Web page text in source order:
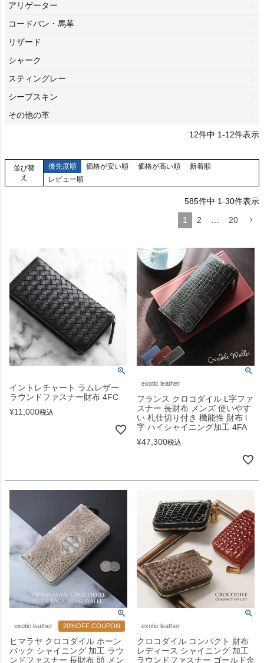
アリゲーター
コードバン・馬革
リザード
シャーク
スティングレー
シープスキン
その他の革
12件中 1-12件表示
並び替
え
優先度順 価格が安い順 価格が高い順
新着順
レビュー順
585件中 1-30件表示
1
2 … 20
イントレチャート ラムレザー
ラウンドファスナー財布 4FC
¥11,000税込
exotic leather
フランス クロコダイル L字ファ
スナー 長財布 メンズ 使いやす
い 札仕切り付き 機能性 財布 l
字 ハイシャイニング加工 4FA
¥47,300税込
exotic leather 20%OFF COUPON
ヒマラヤ クロコダイル ホーン
バック シャイニング 加工 ラウ
ンドファスナー 長財布 頭 メン
exotic leather
クロコダイル コンパクト 財布
レディース シャイニング 加工
ラウンドファスナー ゴールド金